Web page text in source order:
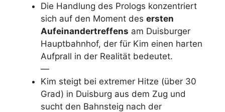
Die Handlung des Prologs konzentriert
sich auf den Moment des ersten
Aufeinandertreffens am Duisburger
Hauptbahnhof, der für Kim einen harten
Aufprall in der Realität bedeutet.
—
Kim steigt bei extremer Hitze (über 30
Grad) in Duisburg aus dem Zug und
sucht den Bahnsteig nach der